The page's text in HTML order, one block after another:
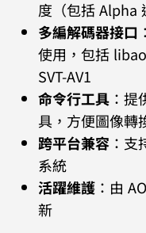
度（包括 Alpha
多編解碼器接口
使用，包括
SVT-AV1
命令行工具 ：
具，方便圖像轉
跨平台兼容 ：
系統
活躍維護 ：由
新